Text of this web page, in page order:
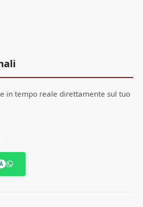
in tempo reale direttamente sul tuo